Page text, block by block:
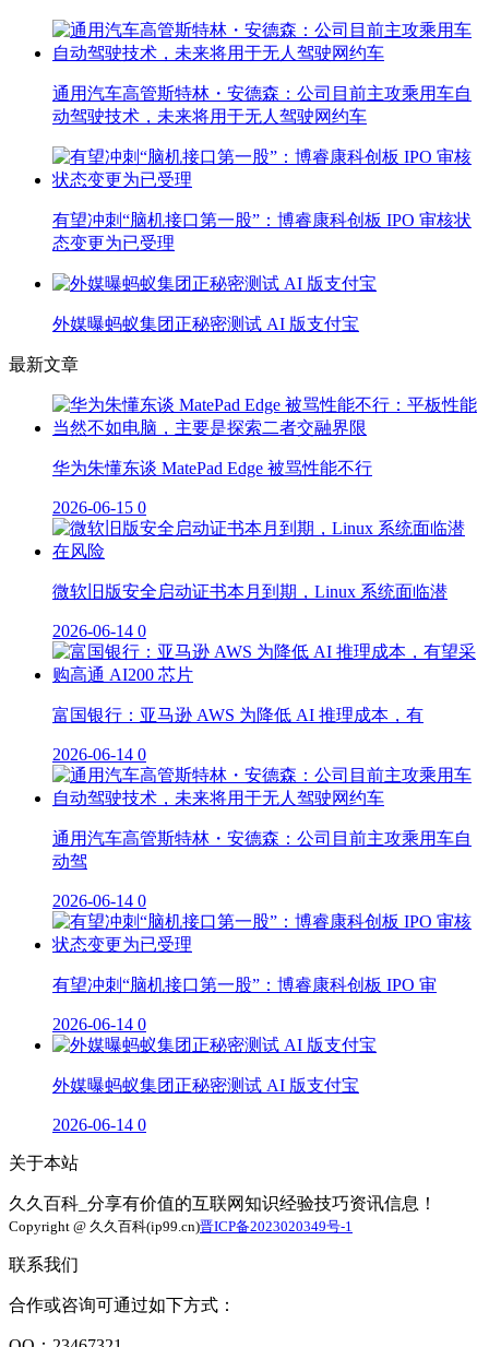
通用汽车高管斯特林・安德森：公司目前主攻乘用车自
动驾驶技术，未来将用于无人驾驶网约车
有望冲刺“脑机接口第一股”：博睿康科创板 IPO 审核状
态变更为已受理
外媒曝蚂蚁集团正秘密测试 AI 版支付宝
最新文章
华为朱懂东谈 MatePad Edge 被骂性能不行
2026-06-15 0
微软旧版安全启动证书本月到期，Linux 系统面临潜
2026-06-14 0
富国银行：亚马逊 AWS 为降低 AI 推理成本，有
2026-06-14 0
通用汽车高管斯特林・安德森：公司目前主攻乘用车自
动驾
2026-06-14 0
有望冲刺“脑机接口第一股”：博睿康科创板 IPO 审
2026-06-14 0
外媒曝蚂蚁集团正秘密测试 AI 版支付宝
2026-06-14 0
关于本站
久久百科_分享有价值的互联网知识经验技巧资讯信息！
Copyright @ 久久百科(ip99.cn)晋ICP备2023020349号-1
联系我们
合作或咨询可通过如下方式：